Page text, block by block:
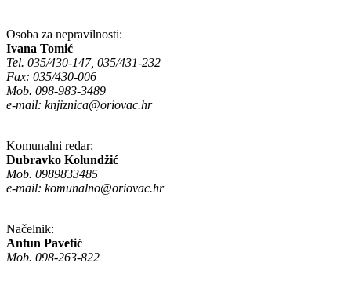
Osoba za nepravilnosti:
Ivana Tomić
Tel. 035/430-147, 035/431-232
Fax: 035/430-006
Mob. 098-983-3489
e-mail: knjiznica@oriovac.hr
Komunalni redar:
Dubravko Kolundžić
Mob. 0989833485
e-mail: komunalno@oriovac.hr
Načelnik:
Antun Pavetić
Mob. 098-263-822